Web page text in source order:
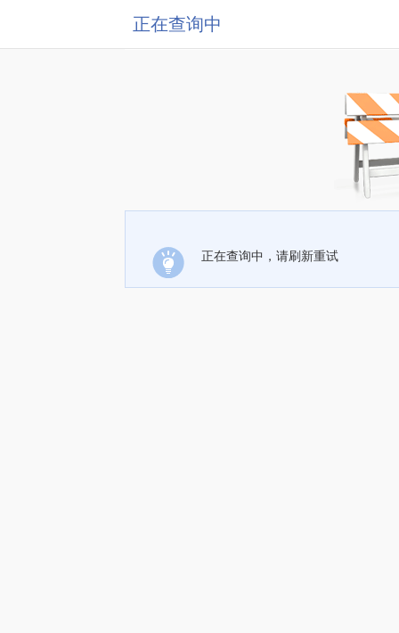
正在查询中
正在查询中，请刷新重试